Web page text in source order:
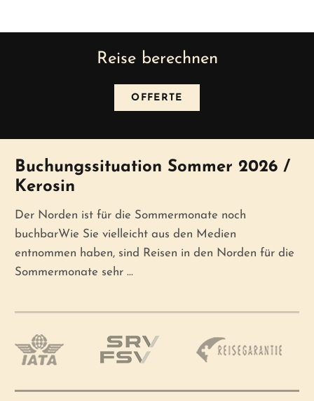
Reise berechnen
OFFERTE
Buchungssituation Sommer 2026 /
Kerosin
Der Norden ist für die Sommermonate noch
buchbarWie Sie vielleicht aus den Medien
entnommen haben, sind Reisen in den Norden für die
Sommermonate sehr ...